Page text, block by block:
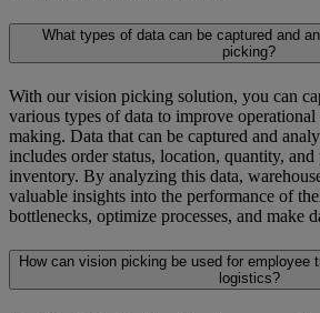
What types of data can be captured and
picking?
With our vision picking solution, you can
various types of data to improve
making. Data that can be captured and
includes order status, location, quantity,
inventory. By analyzing this data,
valuable insights into the performance of
bottlenecks, optimize processes, and make
How can vision picking be used for employee
logistics?